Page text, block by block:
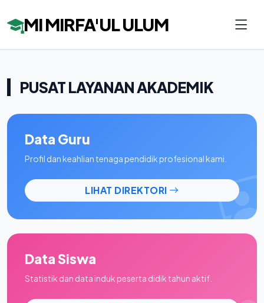
MI MIRFA'UL ULUM
PUSAT LAYANAN AKADEMIK
Data Guru
Profil dan keahlian tenaga pendidik profesional kami.
LIHAT DIREKTORI
Data Siswa
Statistik dan data induk peserta didik tahun aktif.